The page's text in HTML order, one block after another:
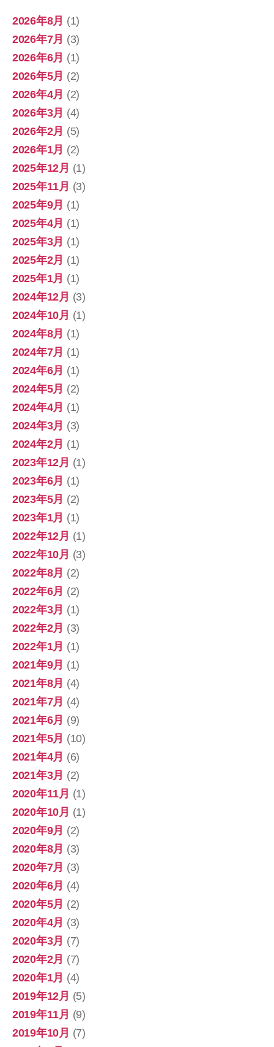
2026年8月 (1)
2026年7月 (3)
2026年6月 (1)
2026年5月 (2)
2026年4月 (2)
2026年3月 (4)
2026年2月 (5)
2026年1月 (2)
2025年12月 (1)
2025年11月 (3)
2025年9月 (1)
2025年4月 (1)
2025年3月 (1)
2025年2月 (1)
2025年1月 (1)
2024年12月 (3)
2024年10月 (1)
2024年8月 (1)
2024年7月 (1)
2024年6月 (1)
2024年5月 (2)
2024年4月 (1)
2024年3月 (3)
2024年2月 (1)
2023年12月 (1)
2023年6月 (1)
2023年5月 (2)
2023年1月 (1)
2022年12月 (1)
2022年10月 (3)
2022年8月 (2)
2022年6月 (2)
2022年3月 (1)
2022年2月 (3)
2022年1月 (1)
2021年9月 (1)
2021年8月 (4)
2021年7月 (4)
2021年6月 (9)
2021年5月 (10)
2021年4月 (6)
2021年3月 (2)
2020年11月 (1)
2020年10月 (1)
2020年9月 (2)
2020年8月 (3)
2020年7月 (3)
2020年6月 (4)
2020年5月 (2)
2020年4月 (3)
2020年3月 (7)
2020年2月 (7)
2020年1月 (4)
2019年12月 (5)
2019年11月 (9)
2019年10月 (7)